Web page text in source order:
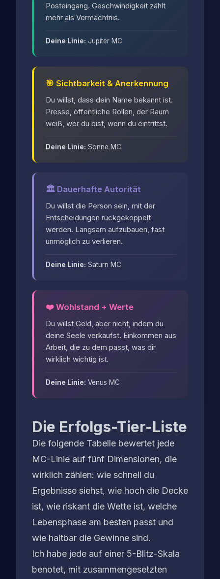
Posteingang. Geschwindigkeit zählt
mehr als Vermächtnis.
Deine Linie: Jupiter MC
🎯 Sichtbarkeit & Anerkennung
Du willst, dass dein Name bekannt ist.
Presse, öffentliche Rollen, der Raum
weiß, wer du bist, wenn du eintrittst.
Deine Linie: Sonne MC
🏛️ Dauerhafte Autorität
Du willst die Person sein, mit der
Entscheidungen rückgekoppelt
werden. Langsam aufzubauen, fast
unmöglich zu verlieren.
Deine Linie: Saturn MC
❤️ Wohlstand + Werte
Du willst Geld, aber nicht, indem du
deine Seele verkaufst. Einkommen aus
Arbeit, die zu dem passt, was dir
wirklich wichtig ist.
Deine Linie: Venus MC
Die Erfolgs-Tier-Liste
Die folgende Tabelle bewertet jede
MC-Linie auf fünf Dimensionen, die
wirklich zählen: wie schnell du
Ergebnisse siehst, wie hoch die Decke
ist, wie riskant die Wette ist, welche
Lebensphase am besten passt und
wie haltbar die Gewinne sind.
Ich habe jede auf einer 5-Blitz-Skala
benotet, mit zusammengesetzten